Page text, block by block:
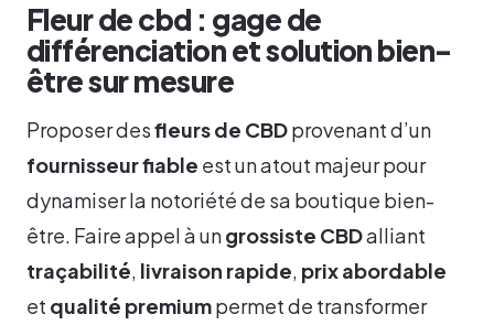
Fleur de cbd : gage de
différenciation et solution bien-
être sur mesure
Proposer desfleurs de CBDprovenant d’un
fournisseur fiable est un atout majeur pour
dynamiser la notoriété de sa boutique bien-
être. Faire appel à ungrossiste CBDalliant
traçabilité, livraison rapide, prix abordable
et qualité premiumpermet de transformer